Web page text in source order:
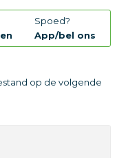
Spoed?
App/bel ons
op de volgende